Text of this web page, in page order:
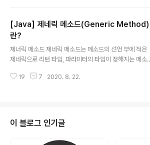
종류를 제한할 수 있는 방법은 없을까? class FruitBox {
// Fruit의 자손만 타입으로 지정가능 // Logic } 여전히 한
종류의 타입만 담을 수 있지만, Fruit 클래스와 같거나 자손
들만 담을 수 있다는 제한이 추가 되었다. FruitBox appl
eBox = new Fruit(); //..
[Java] 제네릭 메소드(Generic Method)
란?
제너릭 메소드 제네릭 메소드는 메소드의 선언 부에 적은
제네릭으로 리턴 타입, 파라미터의 타입이 정해지는 메소
class Student { static T name; } 먼저 static 변수는
할 수 없는 것이다. public class Student { static T g
etName(T name) { return name; } } static 메소드에
도 제너릭을 사용하면 에러가 발생하는 이유는 static 변수
19 7 2020. 8. 22.
이 블로그 인기글